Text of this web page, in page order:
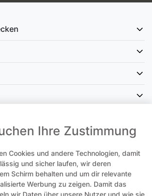
schnellstmöglich. An Sonn- und Feiertagen kann
kommen.
Ihre Zustimmung
Cookies und andere Technologien, damit
und sicher laufen, wir deren
Schirm behalten und um dir relevante
Werbung zu zeigen. Damit das
wir Daten über unsere Nutzer und wie sie